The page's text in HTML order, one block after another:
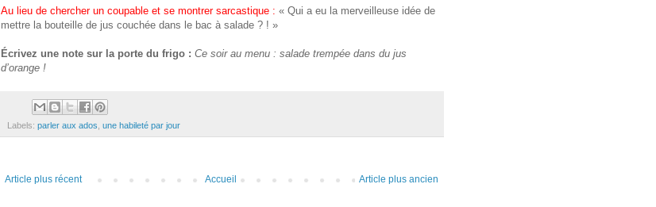
Au lieu de chercher un coupable et se montrer sarcastique : « Qui a eu la merveilleuse idée de
mettre la bouteille de jus couchée dans le bac à salade ? ! »
Écrivez une note sur la porte du frigo : Ce soir au menu : salade trempée dans du jus
d’orange !
Labels: parler aux ados une habileté par jour
Article plus récent Article plus ancien
Accueil